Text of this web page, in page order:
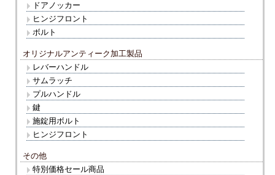
ドアノッカー
ヒンジフロント
ボルト
オリジナルアンティーク加工製品
レバーハンドル
サムラッチ
プルハンドル
鍵
施錠用ボルト
ヒンジフロント
その他
特別価格セール商品